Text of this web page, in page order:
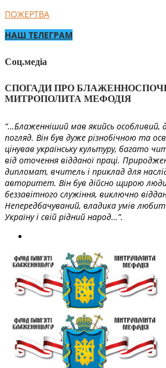
ПОЖЕРТВА
НАШ ТЕЛЕГРАМ
Соц.медіа
СПОГАДИ ПРО
МИТРОПОЛИТА МЕФОДІЯ
“…Блаженніший мав якийсь особливий,
погляд. Він був дуже різнобічною та
цінував українську культуру, багато
від оточення відданої праці.
дипломат, вчитель і приклад для
авторитет. Він був дійсно щирою
беззавітного служіння, виключно
Непередбачуваний, владика умів
Україну і свій рідний народ…”.